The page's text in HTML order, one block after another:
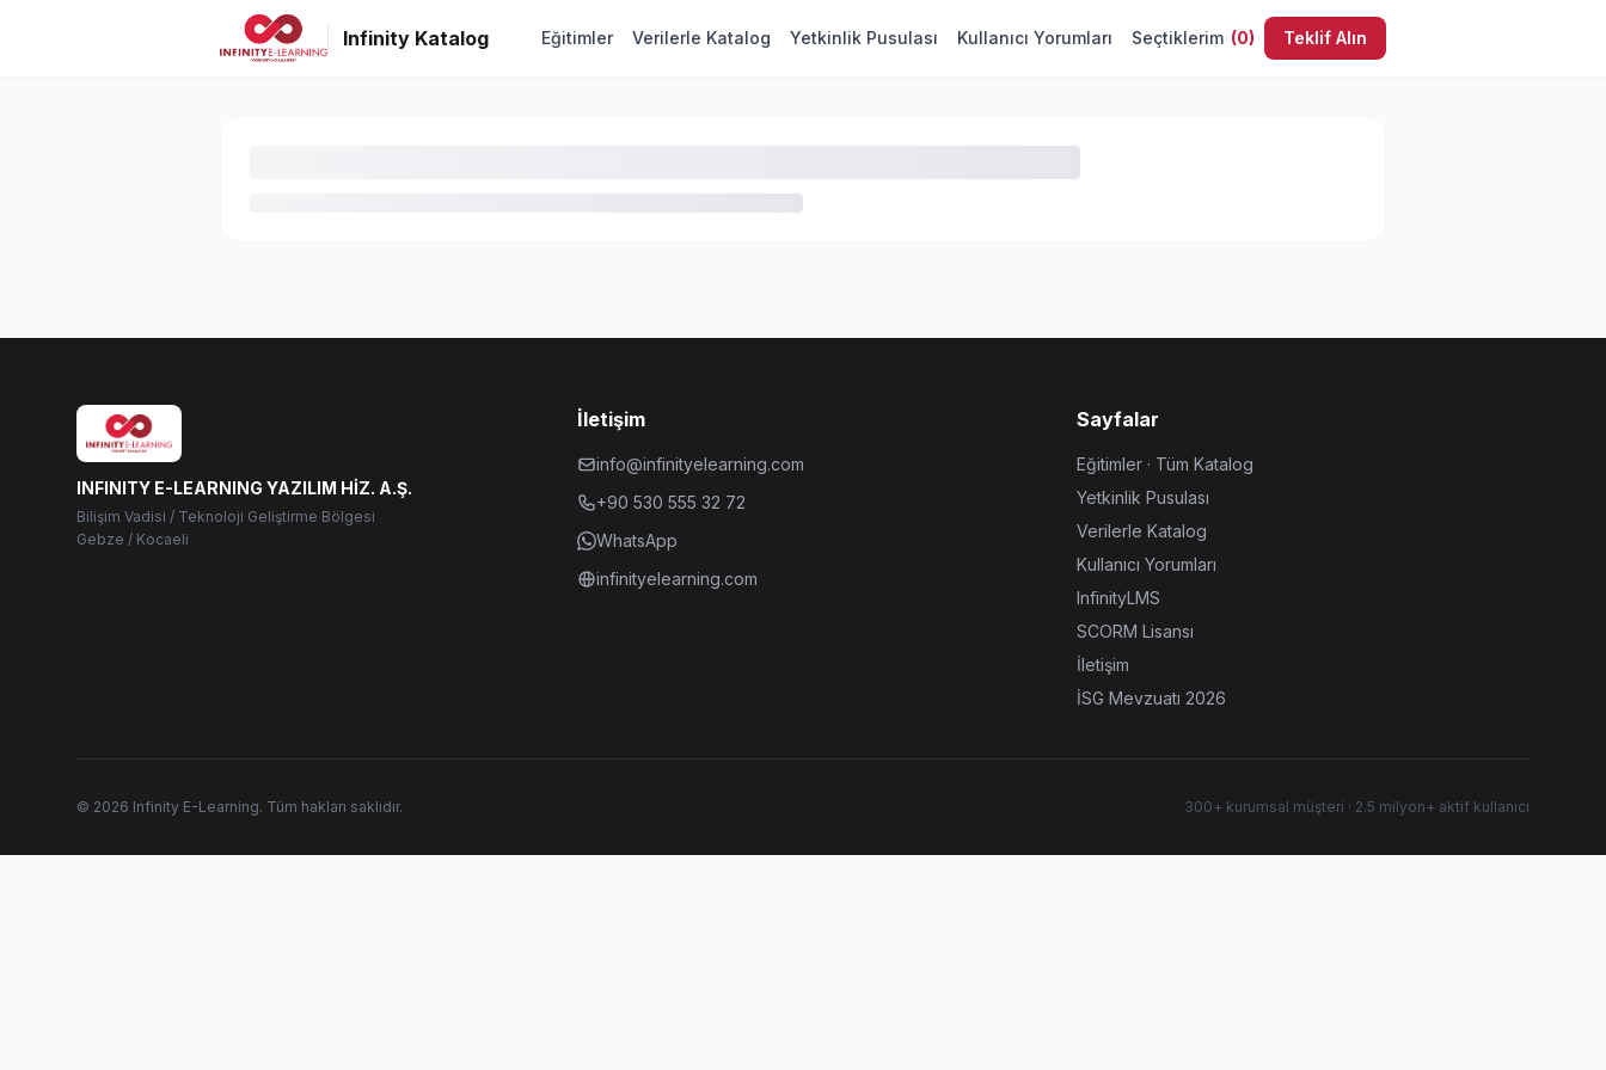
Infinity Katalog Eğitimler Verilerle Katalog Yetkinlik Pusulası Kullanıcı Yorumları Seçtiklerim (0) Teklif Alın
INFINITY E-LEARNING YAZILIM HİZ. A.Ş.
Bilişim Vadisi / Teknoloji Geliştirme Bölgesi
Gebze / Kocaeli
İletişim
info@infinityelearning.com
+90 530 555 32 72
WhatsApp
infinityelearning.com
Sayfalar
Eğitimler · Tüm Katalog
Yetkinlik Pusulası
Verilerle Katalog
Kullanıcı Yorumları
InfinityLMS
SCORM Lisansı
İletişim
İSG Mevzuatı 2026
© 2026 Infinity E-Learning. Tüm hakları saklıdır. 300+ kurumsal müşteri · 2.5 milyon+ aktif kullanıcı